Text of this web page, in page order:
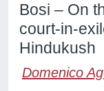
Bosi – On
court-in-
Hindukush
Domenico